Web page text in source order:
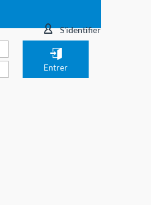
S'identifier